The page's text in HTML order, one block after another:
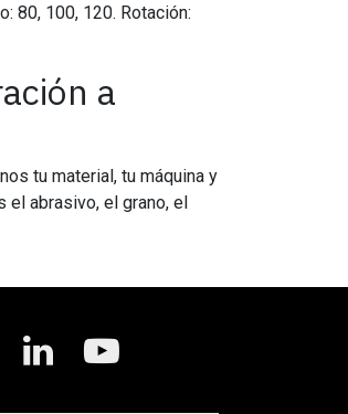
80, 100, 120. Rotación:
a
tu material, tu máquina y
el abrasivo, el grano, el